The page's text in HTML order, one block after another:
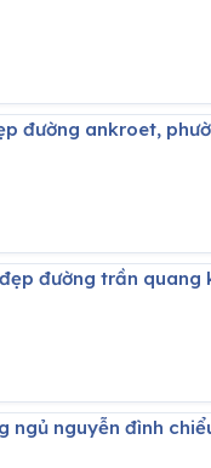
đường ankroet,
đường trần
ngủ nguyễn đình